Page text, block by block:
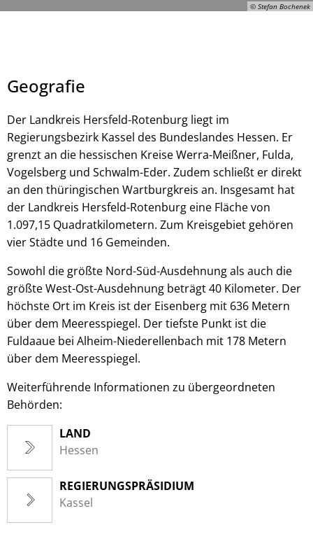
© Stefan Bochenek
© Stefan Bochenek
Geografie
Der Landkreis Hersfeld-Rotenburg liegt im
Regierungsbezirk Kassel des Bundeslandes Hessen. Er
grenzt an die hessischen Kreise Werra-Meißner, Fulda,
Vogelsberg und Schwalm-Eder. Zudem schließt er direkt
an den thüringischen Wartburgkreis an. Insgesamt hat
der Landkreis Hersfeld-Rotenburg eine Fläche von
1.097,15 Quadratkilometern. Zum Kreisgebiet gehören
vier Städte und 16 Gemeinden.
Sowohl die größte Nord-Süd-Ausdehnung als auch die
größte West-Ost-Ausdehnung beträgt 40 Kilometer. Der
höchste Ort im Kreis ist der Eisenberg mit 636 Metern
über dem Meeresspiegel. Der tiefste Punkt ist die
Fuldaaue bei Alheim-Niederellenbach mit 178 Metern
über dem Meeresspiegel.
Weiterführende Informationen zu übergeordneten
Behörden:
LAND
Hessen
REGIERUNGSPRÄSIDIUM
Kassel